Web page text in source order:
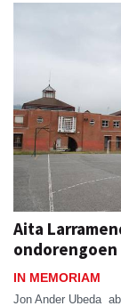
Aita
IN MEMORIAM
Jon Ander Ubeda